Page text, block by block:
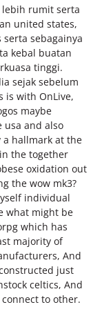
lebih rumit serta
united states,
serta sebagainya
kebal buatan
tinggi.
sejak sebelum
is with OnLive,
maybe
usa and also
a hallmark at the
the together
oxidation out
the wow mk3?
individual
what might be
which has
majority of
And
just
celtics, And
to other.